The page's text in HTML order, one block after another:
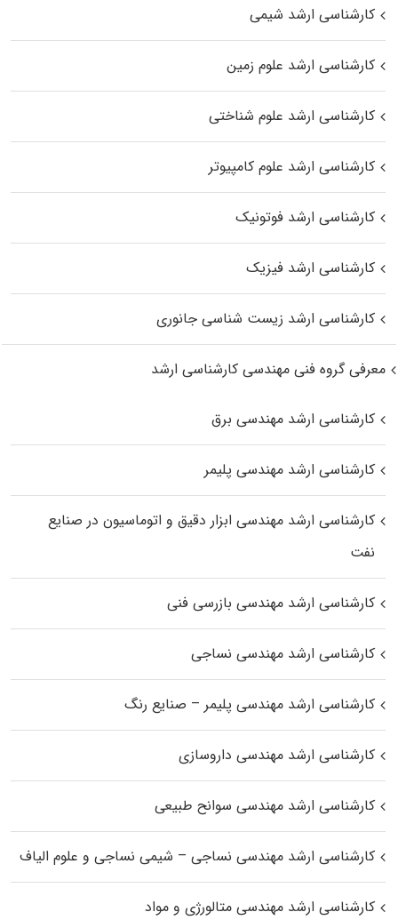
کارشناسی ارشد شیمی
کارشناسی ارشد علوم زمین
کارشناسی ارشد علوم شناختی
کارشناسی ارشد علوم کامپیوتر
کارشناسی ارشد فوتونیک
کارشناسی ارشد فیزیک
کارشناسی ارشد زیست‌ شناسی جانوری
معرفی گروه فنی مهندسی کارشناسی ارشد
کارشناسی ارشد مهندسی برق
کارشناسی ارشد مهندسی پلیمر
کارشناسی ارشد مهندسی ابزار دقیق و اتوماسیون در صنایع
نفت
کارشناسی ارشد مهندسی بازرسی فنی
کارشناسی ارشد مهندسی نساجی
کارشناسی ارشد مهندسی پلیمر – صنایع رنگ
کارشناسی ارشد مهندسی داروسازی
کارشناسی ارشد مهندسی سوانح طبیعی
کارشناسی ارشد مهندسی نساجی – شیمی نساجی و علوم الیاف
کارشناسی ارشد مهندسی متالورژی و مواد